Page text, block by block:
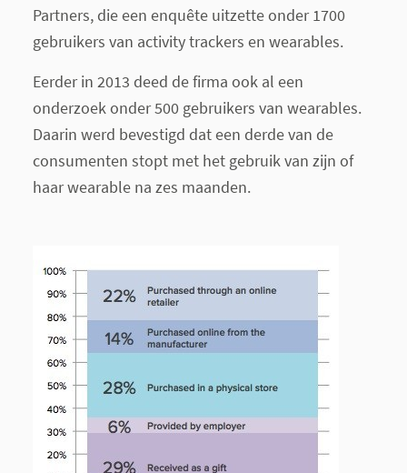
Partners, die een enquête uitzette onder 1700
gebruikers van activity trackers en wearables.
Eerder in 2013 deed de firma ook al een
onderzoek onder 500 gebruikers van wearables.
Daarin werd bevestigd dat een derde van de
consumenten stopt met het gebruik van zijn of
haar wearable na zes maanden.